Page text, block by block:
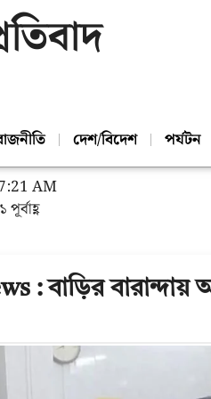
দেশ/বিদেশ পর্যটন
AM
: বাড়ির বারান্দায়